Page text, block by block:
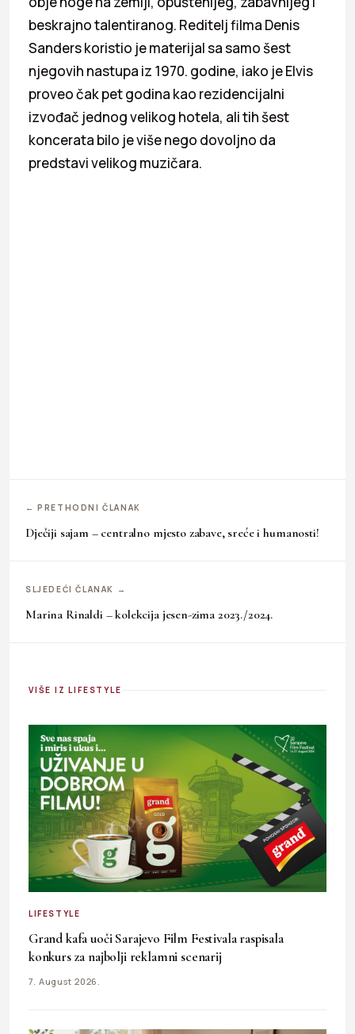
beskrajno talentiranog. Reditelj filma Denis
Sanders koristio je materijal sa samo šest
njegovih nastupa iz 1970. godine, iako je Elvis
proveo čak pet godina kao rezidencijalni
izvođač jednog velikog hotela, ali tih šest
koncerata bilo je više nego dovoljno da
predstavi velikog muzičara.
← PRETHODNI ČLANAK
Dječiji sajam – centralno mjesto zabave, sreće i humanosti!
SLJEDEĆI ČLANAK →
Marina Rinaldi – kolekcija jesen-zima 2023./2024.
VIŠE IZ LIFESTYLE
LIFESTYLE
Grand kafa uoči Sarajevo Film Festivala raspisala
konkurs za najbolji reklamni scenarij
7. August 2026.